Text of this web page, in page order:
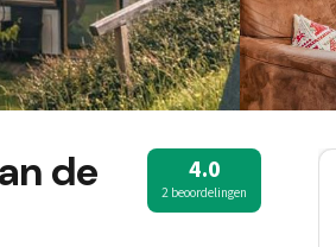
de
4.0
2 beoordelingen